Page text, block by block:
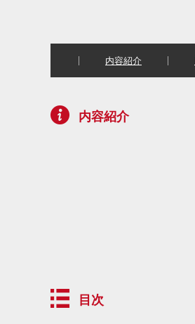
内容紹介
内容紹介
目次